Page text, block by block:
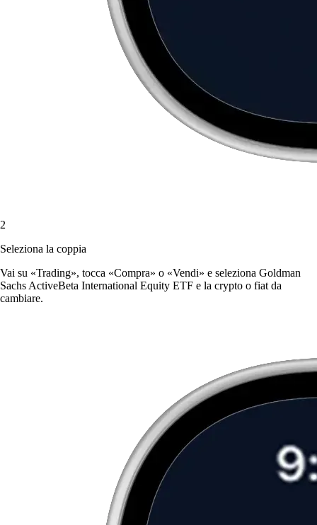
2
Seleziona la coppia
Vai su «Trading», tocca «Compra» o «Vendi» e seleziona Goldman
Sachs ActiveBeta International Equity ETF e la crypto o fiat da
cambiare.